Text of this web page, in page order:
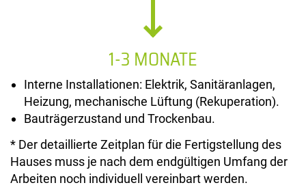
1-3 MONATE
Interne Installationen: Elektrik, Sanitäranlagen,
Heizung, mechanische Lüftung (Rekuperation).
Bauträgerzustand und Trockenbau.
* Der detaillierte Zeitplan für die Fertigstellung des
Hauses muss je nach dem endgültigen Umfang der
Arbeiten noch individuell vereinbart werden.